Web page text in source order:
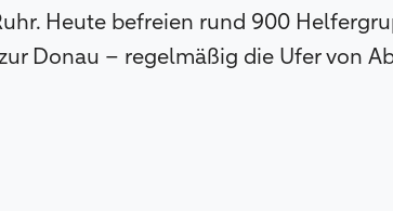
Heute befreien rund 900
Donau – regelmäßig die Ufer von